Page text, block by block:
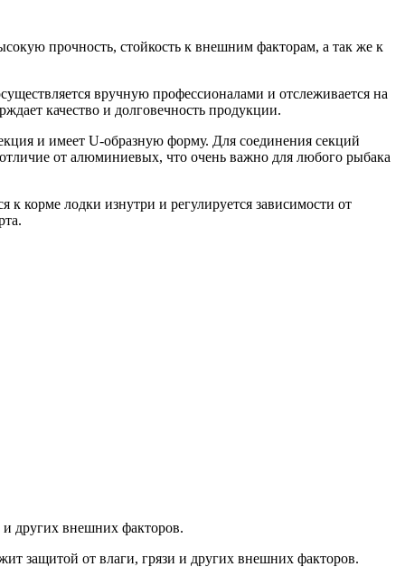
прочность, стойкость к внешним факторам, а так же к
вручную профессионалами и отслеживается на
качество и долговечность продукции.
и имеет U-образную форму. Для соединения секций
от алюминиевых, что очень важно для любого рыбака
корме лодки изнутри и регулируется зависимости от
других внешних факторов.
защитой от влаги, грязи и других внешних факторов.